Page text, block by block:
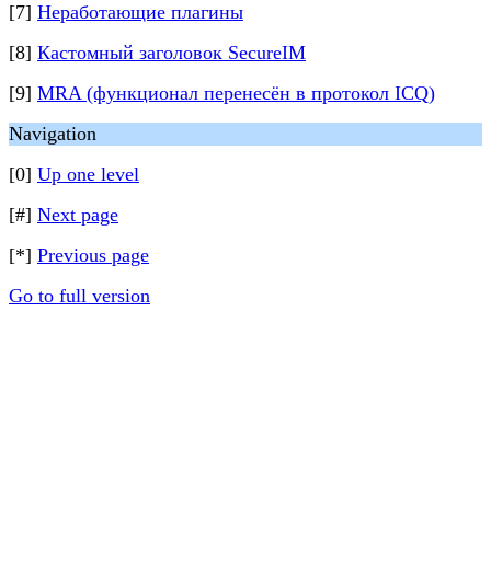
[7] Неработающие плагины
[8] Кастомный заголовок SecureIM
[9] MRA (функционал перенесён в протокол ICQ)
Navigation
[0] Up one level
[#] Next page
[*] Previous page
Go to full version